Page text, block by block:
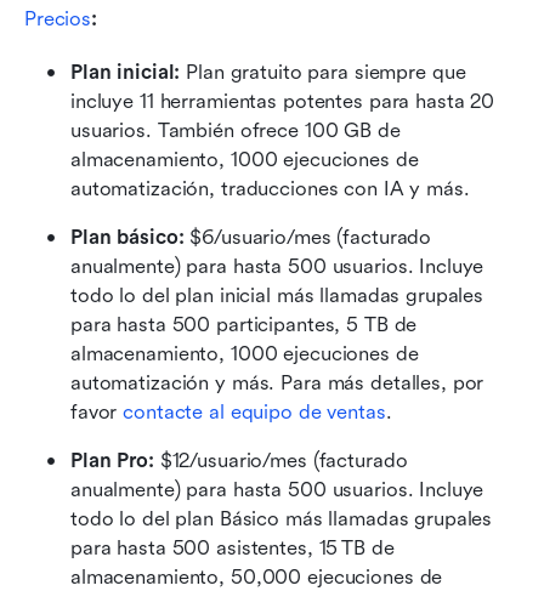
Precios:
Plan inicial: Plan gratuito para siempre que
incluye 11 herramientas potentes para hasta 20
usuarios. También ofrece 100 GB de
almacenamiento, 1000 ejecuciones de
automatización, traducciones con IA y más.
Plan básico: $6/usuario/mes (facturado
anualmente) para hasta 500 usuarios. Incluye
todo lo del plan inicial más llamadas grupales
para hasta 500 participantes, 5 TB de
almacenamiento, 1000 ejecuciones de
automatización y más. Para más detalles, por
favor contacte al equipo de ventas.
Plan Pro: $12/usuario/mes (facturado
anualmente) para hasta 500 usuarios. Incluye
todo lo del plan Básico más llamadas grupales
para hasta 500 asistentes, 15 TB de
almacenamiento, 50,000 ejecuciones de